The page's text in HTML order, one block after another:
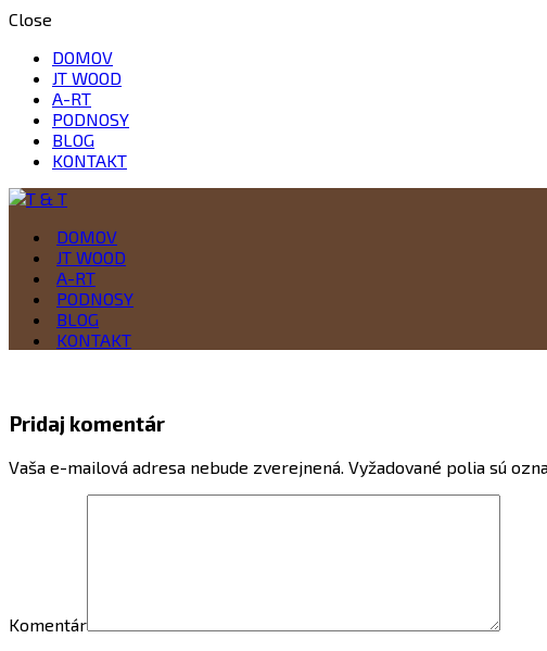
Close
DOMOV
JT WOOD
A-RT
PODNOSY
BLOG
KONTAKT
T & T
Drevo je naša vášeň
DOMOV
JT WOOD
A-RT
PODNOSY
BLOG
KONTAKT
Pridaj komentár
Vaša e-mailová adresa nebude zverejnená. Vyžadované polia sú
Komentár